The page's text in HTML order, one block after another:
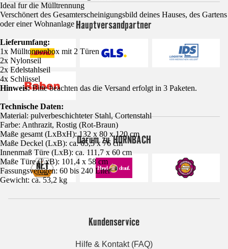
Ideal fur die Mülltrennung
Verschönert des Gesamterscheinigungsbild deines Hauses, des Gartens
oder einer Wohnanlage
Lieferumfang:
1x Mülltonnenbox mit 2 Türen
2x Nylonseil
2x Edelstahlseil
4x Schlüssel
Hinweis:Bitte beachten das die Versand erfolgt in 3 Paketen.
Technische Daten:
Material: pulverbeschichteter Stahl, Cortenstahl
Farbe: Anthrazit, Rostig (Rot-Braun)
Maße gesamt (LxBxH): 132 x 80 x 120 cm
Maße Deckel (LxB): ca. 65,5 x 76 cm
Innenmaß Türe (LxB): ca. 111,7 x 60 cm
Maße Türe (LxB): 101,4 x 58 cm
Fassungsverögen: 60 bis 240 Liter
Gewicht: ca. 53,2 kg
Hauptversandpartner
Darum zu HORNBACH
Kundenservice
Hilfe & Kontakt (FAQ)